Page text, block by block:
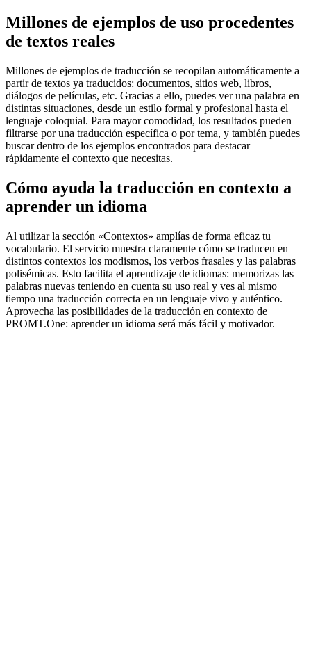
Millones de ejemplos de uso procedentes
de textos reales
Millones de ejemplos de traducción se recopilan automáticamente a
partir de textos ya traducidos: documentos, sitios web, libros,
diálogos de películas, etc. Gracias a ello, puedes ver una palabra en
distintas situaciones, desde un estilo formal y profesional hasta el
lenguaje coloquial. Para mayor comodidad, los resultados pueden
filtrarse por una traducción específica o por tema, y también puedes
buscar dentro de los ejemplos encontrados para destacar
rápidamente el contexto que necesitas.
Cómo ayuda la traducción en contexto a
aprender un idioma
Al utilizar la sección «Contextos» amplías de forma eficaz tu
vocabulario. El servicio muestra claramente cómo se traducen en
distintos contextos los modismos, los verbos frasales y las palabras
polisémicas. Esto facilita el aprendizaje de idiomas: memorizas las
palabras nuevas teniendo en cuenta su uso real y ves al mismo
tiempo una traducción correcta en un lenguaje vivo y auténtico.
Aprovecha las posibilidades de la traducción en contexto de
PROMT.One: aprender un idioma será más fácil y motivador.